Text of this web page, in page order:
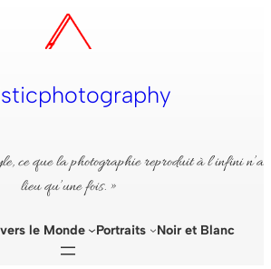
ce que la photographie reproduit à l’infini n’a
lieu qu’une fois. »
le Monde Portraits Noir et Blanc